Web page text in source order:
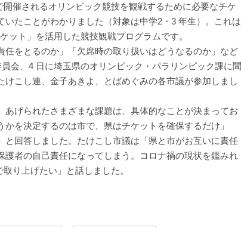
催されるオリンピック競技を観戦するために必要なチケ
たことがわかりました（対象は中学2・3 年生）。これは
ット」を活用した競技観戦プログラムです。
をとるのか」「欠席時の取り扱いはどうなるのか」など
会、4 日に埼玉県のオリンピック・パラリンピック課に聞
こし連、金子あきよ、とばめぐみの各市議が参加しまし
げられたさまざまな課題は、具体的なことが決まってお
を決定するのは市で、県はチケットを確保するだけ」
と回答しました。たけこし市議は「県と市がお互いに責任
者の自己責任になってしまう。コロナ禍の現状を鑑みれ
り上げたい」と話しました。